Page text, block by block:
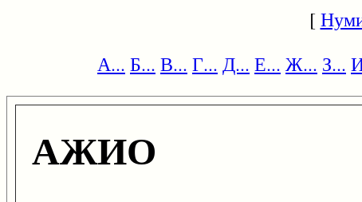
[
А... Б... В... Г... Д... Е... Ж... З...
АЖИО